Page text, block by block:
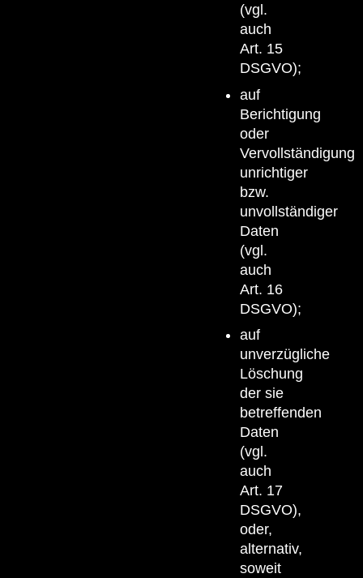
(vgl.
auch
Art. 15
DSGVO);
auf
Berichtigung
oder
Vervollständigung
unrichtiger
bzw.
unvollständiger
Daten
(vgl.
auch
Art. 16
DSGVO);
auf
unverzügliche
Löschung
der sie
betreffenden
Daten
(vgl.
auch
Art. 17
DSGVO),
oder,
alternativ,
soweit